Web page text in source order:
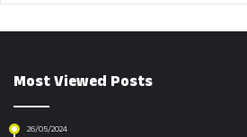
Most Viewed Posts
26/05/2024